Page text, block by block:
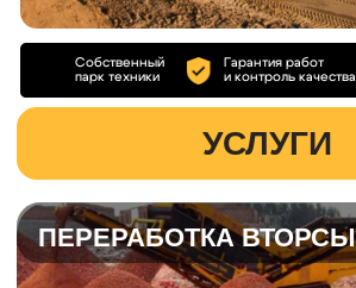
ПЕРЕРАБОТКА ВТОРСЫРЬЯ